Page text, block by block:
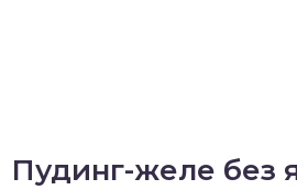
Пудинг-желе без